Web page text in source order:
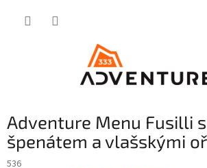
Adventure Menu Fusilli
špenátem a vlašskými
536